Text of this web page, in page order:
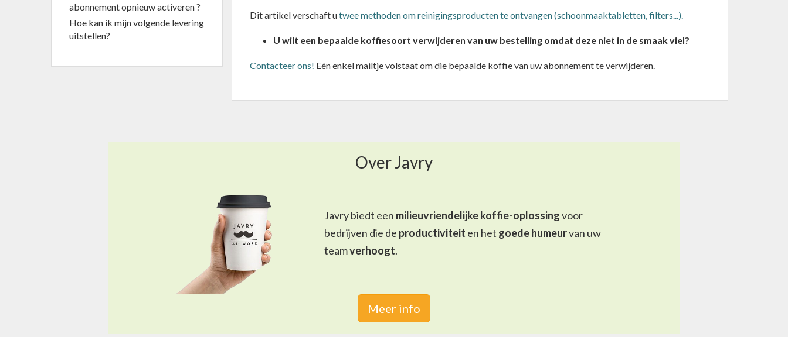
abonnement opnieuw activeren ?
Hoe kan ik mijn volgende levering
uitstellen?
Dit artikel verschaft utwee methoden om reinigingsproducten te ontvangen (schoonmaaktabletten, filters...).
U wilt een bepaalde koffiesoort verwijderen van uw bestelling omdat deze niet in de smaak viel?
Contacteer ons! Eén enkel mailtje volstaat om die bepaalde koffie van uw abonnement te verwijderen.
Over Javry
Javry biedt een milieuvriendelijke koffie-oplossingvoor
bedrijven die de productiviteit en het goede humeurvan uw
teamverhoogt.
Meer info